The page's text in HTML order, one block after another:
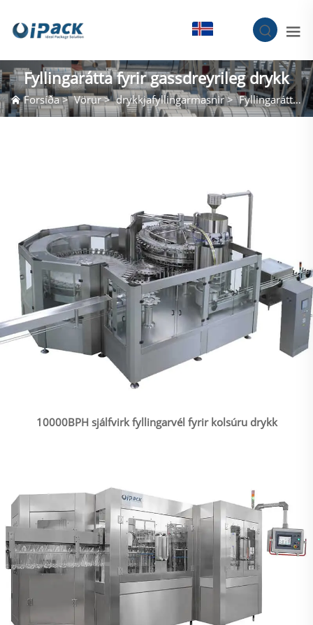
Fyllingarátta fyrir gassdreyrileg drykk
Forsíða>Vörur>drykkjafyllingarmasnir>Fyllingarátta fyrir gassdreyrileg drykk
10000BPH sjálfvirk fyllingarvél fyrir kolsúru drykk